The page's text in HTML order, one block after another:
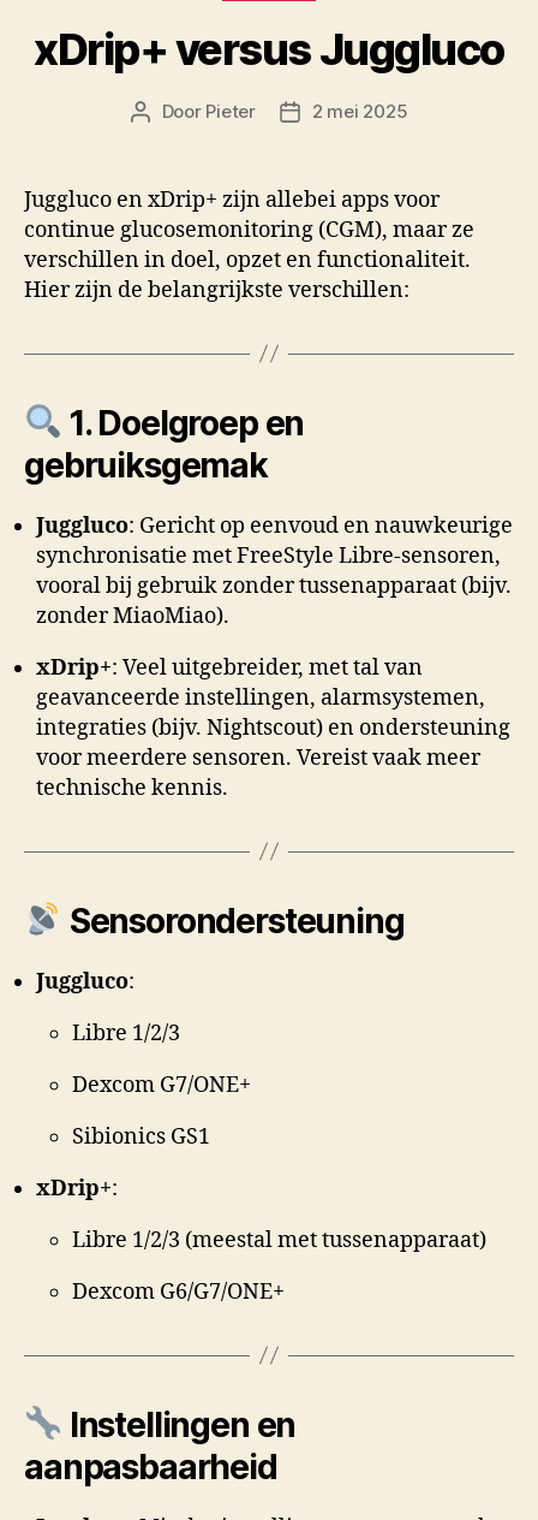
xDrip+ versus Juggluco
Berichtauteur
Door Pieter Berichtdatum
2 mei 2025
Juggluco en xDrip+ zijn allebei apps voor
continue glucosemonitoring (CGM), maar ze
verschillen in doel, opzet en functionaliteit.
Hier zijn de belangrijkste verschillen:
1. Doelgroep en
gebruiksgemak
Juggluco: Gericht op eenvoud en nauwkeurige
synchronisatie met FreeStyle Libre-sensoren,
vooral bij gebruik zonder tussenapparaat (bijv.
zonder MiaoMiao).
xDrip+: Veel uitgebreider, met tal van
geavanceerde instellingen, alarmsystemen,
integraties (bijv. Nightscout) en ondersteuning
voor meerdere sensoren. Vereist vaak meer
technische kennis.
Sensorondersteuning
Juggluco:
Libre 1/2/3
Dexcom G7/ONE+
Sibionics GS1
xDrip+:
Libre 1/2/3 (meestal met tussenapparaat)
Dexcom G6/G7/ONE+
Instellingen en
aanpasbaarheid